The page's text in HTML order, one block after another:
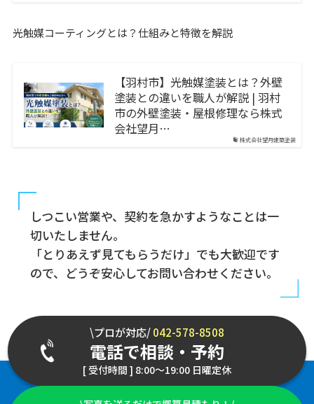
光触媒コーティングとは？仕組みと特徴を解説
株式会社望月建築塗装
【羽村市】光触媒塗装とは？外壁
塗装との違いを職人が解説 | 羽村
市の外壁塗装・屋根修理なら株式
会社望月…
しつこい営業や、契約を急かすようなことは一
切いたしません。
「とりあえず見てもらうだけ」でも大歓迎です
ので、どうぞ安心してお問い合わせください。
\プロが対応/042-578-8508
電話で相談・予約
[ 受付時間 ] 8:00～19:00 日曜定休